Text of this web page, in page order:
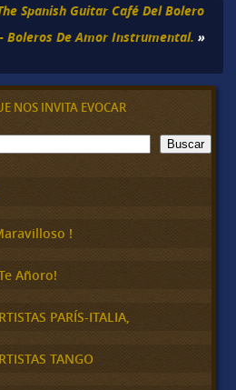
Spanish Guitar Café Del Bolero
Boleros De Amor Instrumental. »
NOS INVITA EVOCAR
Buscar
!
Añoro!
PARÍS-ITALIA,
TANGO